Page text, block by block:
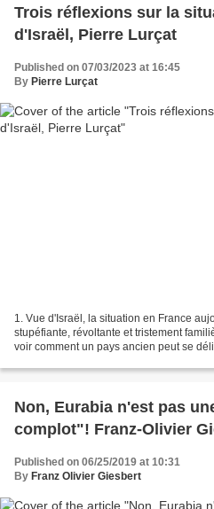
Trois réflexions sur la
d'Israël, Pierre Lurçat
Published on 07/03/2023 at 16:45
By Pierre Lurçat
1. Vue d'Israël, la situation en France
stupéfiante, révoltante et tristement
voir comment un pays ancien peut se
Non, Eurabia n'est pas
complot"! Franz-Olivier
Published on 06/25/2019 at 10:31
By Franz Olivier Giesbert